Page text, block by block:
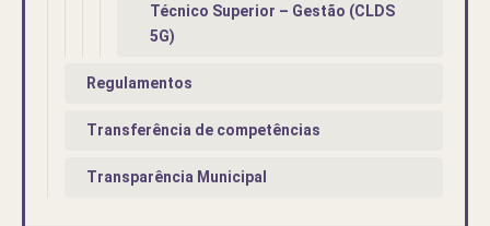
Técnico Superior – Gestão (CLDS
5G)
Regulamentos
Transferência de competências
Transparência Municipal